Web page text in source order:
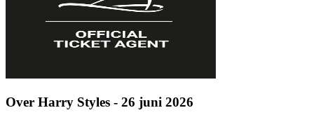
Over Harry Styles - 26 juni 2026